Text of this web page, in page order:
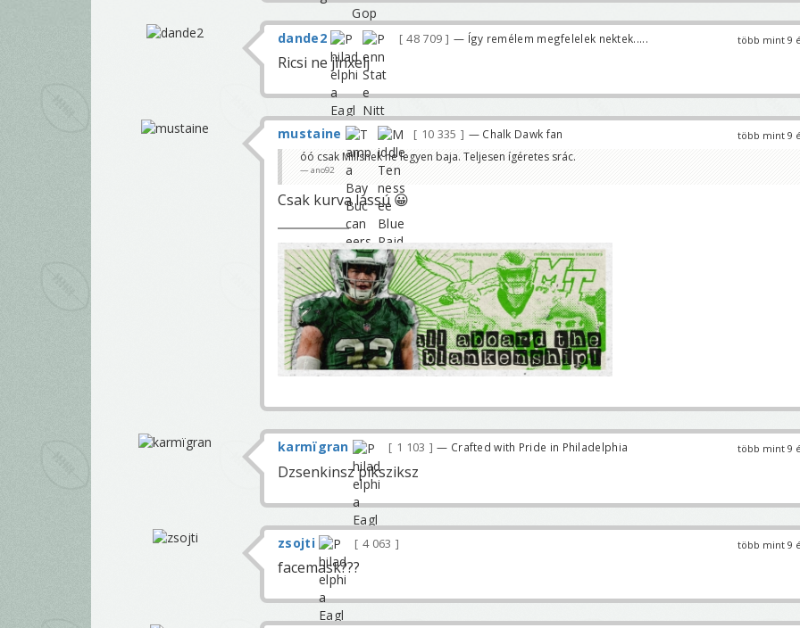
több mint 9
dande2 48 709 — Így remélem megfelelek nektek.....
Ricsi ne jinxelj
több mint 9
mustaine 10 335 — Chalk Dawk fan
óó csak Millsnek ne legyen baja. Teljesen ígéretes srác.
ano92
Csak kurva lassú 😀
több mint 9
karmïgran 1 103 — Crafted with Pride in Philadelphia
Dzsenkinsz piksziksz
több mint 9
zsojti 4 063
facemask???